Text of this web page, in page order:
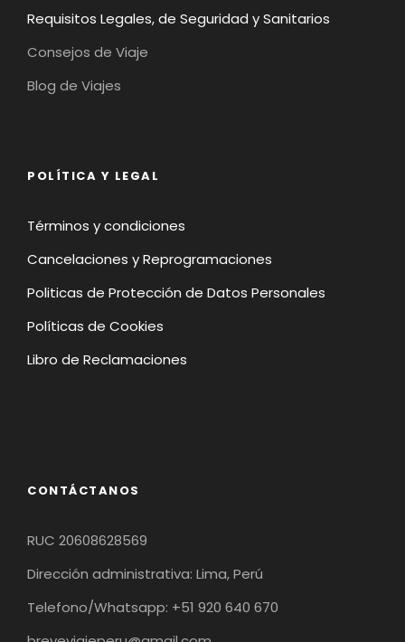
Requisitos Legales, de Seguridad y Sanitarios
Consejos de Viaje
Blog de Viajes
POLÍTICA Y LEGAL
Términos y condiciones
Cancelaciones y Reprogramaciones
Politicas de Protección de Datos Personales
Políticas de Cookies
Libro de Reclamaciones
CONTÁCTANOS
RUC 20608628569
Dirección administrativa: Lima, Perú
Telefono/Whatsapp: +51 920 640 670